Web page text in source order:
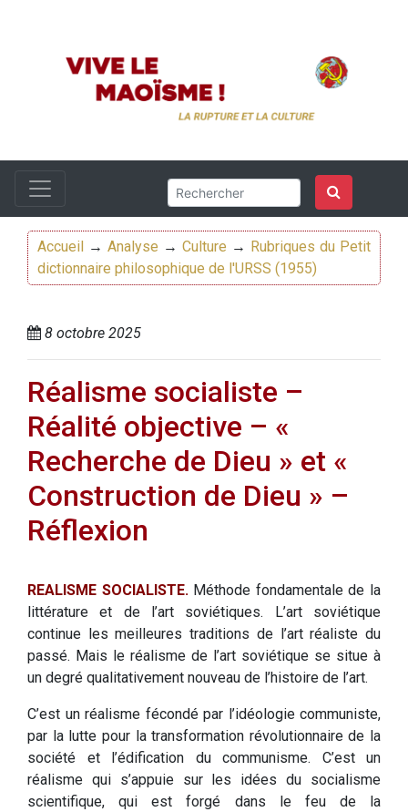
Accueil → Analyse → Culture → Rubriques du Petit
dictionnaire philosophique de l'URSS (1955)
8 octobre 2025
Réalisme socialiste –
Réalité objective – «
Recherche de Dieu » et «
Construction de Dieu » –
Réflexion
REALISME SOCIALISTE.Méthode fondamentale de la
littérature et de l’art soviétiques. L’art soviétique
continue les meilleures traditions de l’art réaliste du
passé. Mais le réalisme de l’art soviétique se situe à
un degré qualitativement nouveau de l’histoire de l’art.
C’est un réalisme fécondé par l’idéologie communiste,
par la lutte pour la transformation révolutionnaire de la
société et l’édification du communisme. C’est un
réalisme qui s’appuie sur les idées du socialisme
scientifique, qui est forgé dans le feu de la